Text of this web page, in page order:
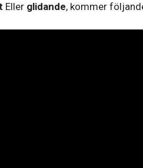
Eller glidande, kommer